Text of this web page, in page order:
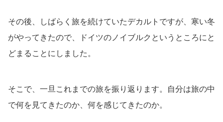
その後、しばらく旅を続けていたデカルトですが、寒い冬
がやってきたので、ドイツのノイブルクというところにと
どまることにしました。
そこで、一旦これまでの旅を振り返ります。自分は旅の中
で何を見てきたのか、何を感じてきたのか。